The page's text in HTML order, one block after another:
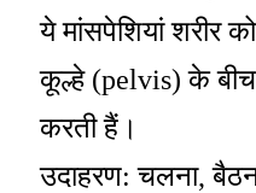
ये मांसपेशियां शरीर
कूल्हे (pelvis) के
करती हैं।
उदाहरण: चलना,